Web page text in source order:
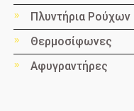
Πλυντήρια Ρούχων
Θερμοσίφωνες
Αφυγραντήρες